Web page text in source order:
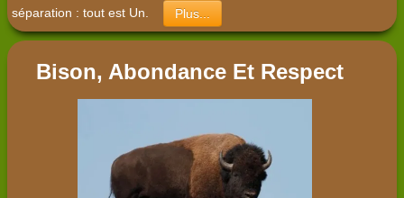
séparation : tout est Un.
Plus...
Bison, Abondance Et Respect